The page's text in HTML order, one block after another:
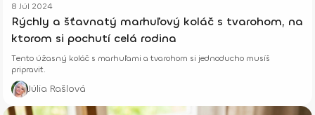
8 Júl 2024
Rýchly a šťavnatý marhuľový koláč s tvarohom, na
ktorom si pochutí celá rodina
Tento úžasný koláč s marhuľami a tvarohom si jednoducho musíš
pripraviť.
Júlia Rašlová